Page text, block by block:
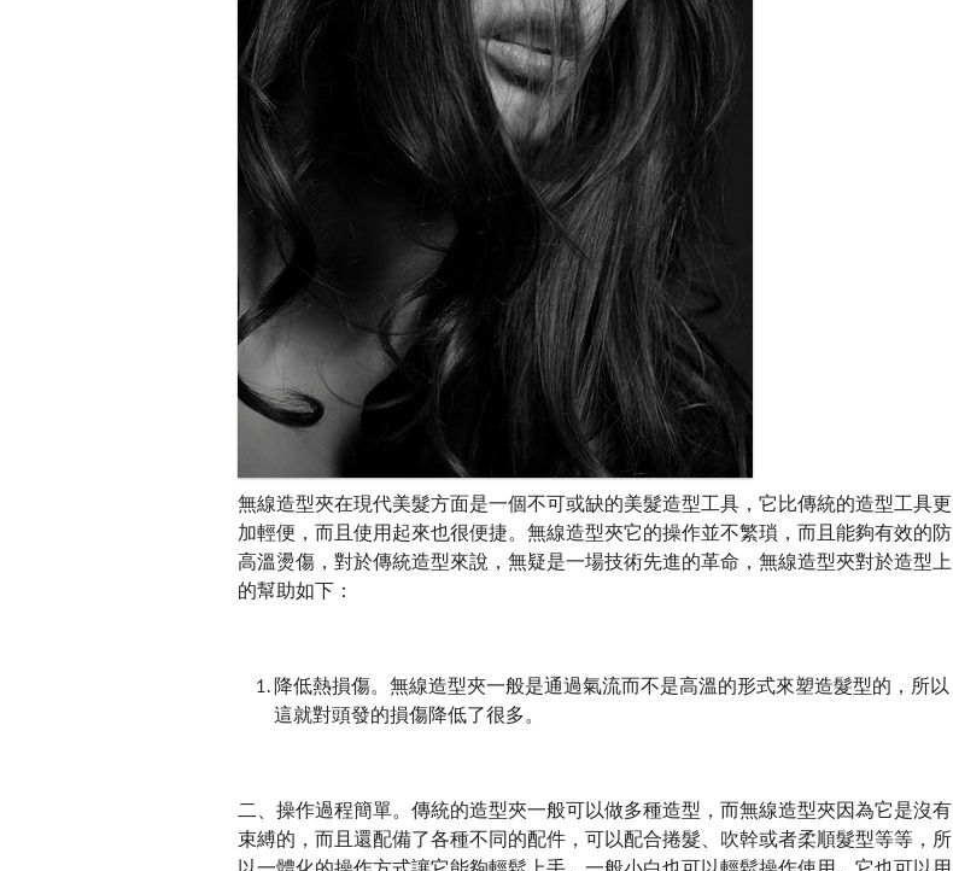
無線造型夾在現代美髮方面是一個不可或缺的美髮造型工具，它比傳統的造型工具更
加輕便，而且使用起來也很便捷。無線造型夾它的操作並不繁瑣，而且能夠有效的防
高溫燙傷，對於傳統造型來說，無疑是一場技術先進的革命，無線造型夾對於造型上
的幫助如下：
降低熱損傷。無線造型夾一般是通過氣流而不是高溫的形式來塑造髮型的，所以
這就對頭發的損傷降低了很多。
二、操作過程簡單。傳統的造型夾一般可以做多種造型，而無線造型夾因為它是沒有
束縛的，而且還配備了各種不同的配件，可以配合捲髮、吹幹或者柔順髮型等等，所